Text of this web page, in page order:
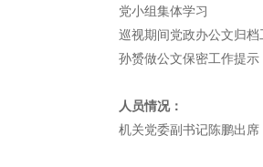
党小组集体学习
巡视期间党政办公文归档
孙赟做公文保密工作提示
人员情况：
机关党委副书记陈鹏出